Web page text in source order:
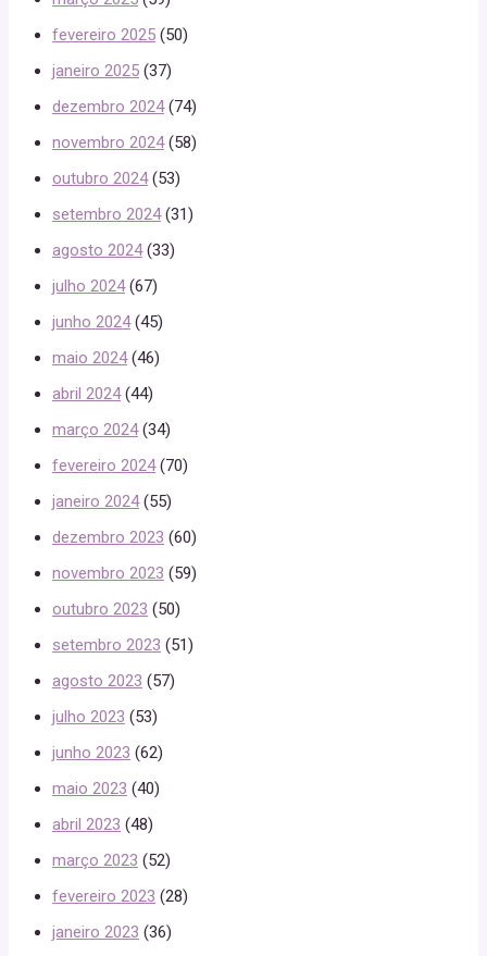
fevereiro 2025 (50)
janeiro 2025 (37)
dezembro 2024(74)
novembro 2024(58)
outubro 2024(53)
setembro 2024(31)
agosto 2024(33)
julho 2024(67)
junho 2024(45)
maio 2024(46)
abril 2024(44)
março 2024(34)
fevereiro 2024(70)
janeiro 2024(55)
dezembro 2023 (60)
novembro 2023 (59)
outubro 2023 (50)
setembro 2023 (51)
agosto 2023 (57)
julho 2023 (53)
junho 2023 (62)
maio 2023 (40)
abril 2023 (48)
março 2023 (52)
fevereiro 2023 (28)
janeiro 2023 (36)